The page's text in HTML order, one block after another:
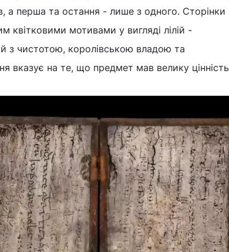
а перша та остання - лише з одного. Сторінки
мотивами у вигляді лілій -
з чистотою, королівською владою та
вказує на те, що предмет мав велику цінність